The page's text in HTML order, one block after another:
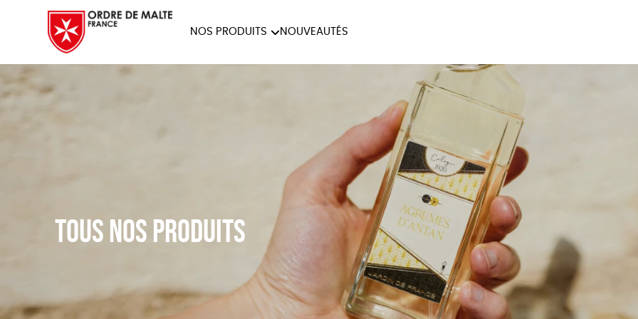
NOS PRODUITS
NOTRE COLLECTION MAISON
LIVRES
NOUVEAUTÉS
Tous nos produits